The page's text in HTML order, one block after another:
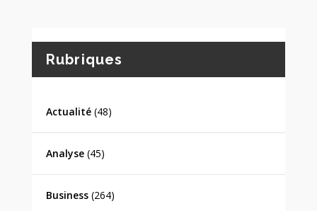
Rubriques
Actualité(48)
Analyse(45)
Business(264)